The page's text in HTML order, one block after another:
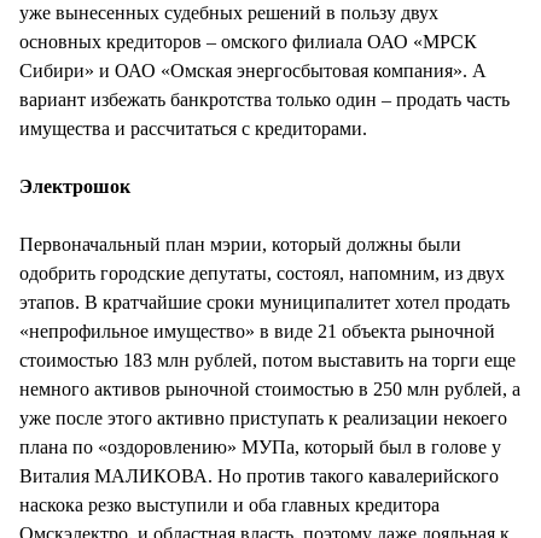
уже вынесенных судебных решений в пользу двух
основных кредиторов – омского филиала ОАО «МРСК
Сибири» и ОАО «Омская энергосбытовая компания». А
вариант избежать банкротства только один – продать часть
имущества и рассчитаться с кредиторами.
Электрошок
Первоначальный план мэрии, который должны были
одобрить городские депутаты, состоял, напомним, из двух
этапов. В кратчайшие сроки муниципалитет хотел продать
«непрофильное имущество» в виде 21 объекта рыночной
стоимостью 183 млн рублей, потом выставить на торги еще
немного активов рыночной стоимостью в 250 млн рублей, а
уже после этого активно приступать к реализации некоего
плана по «оздоровлению» МУПа, который был в голове у
Виталия МАЛИКОВА. Но против такого кавалерийского
наскока резко выступили и оба главных кредитора
Омскэлектро, и областная власть, поэтому даже лояльная к